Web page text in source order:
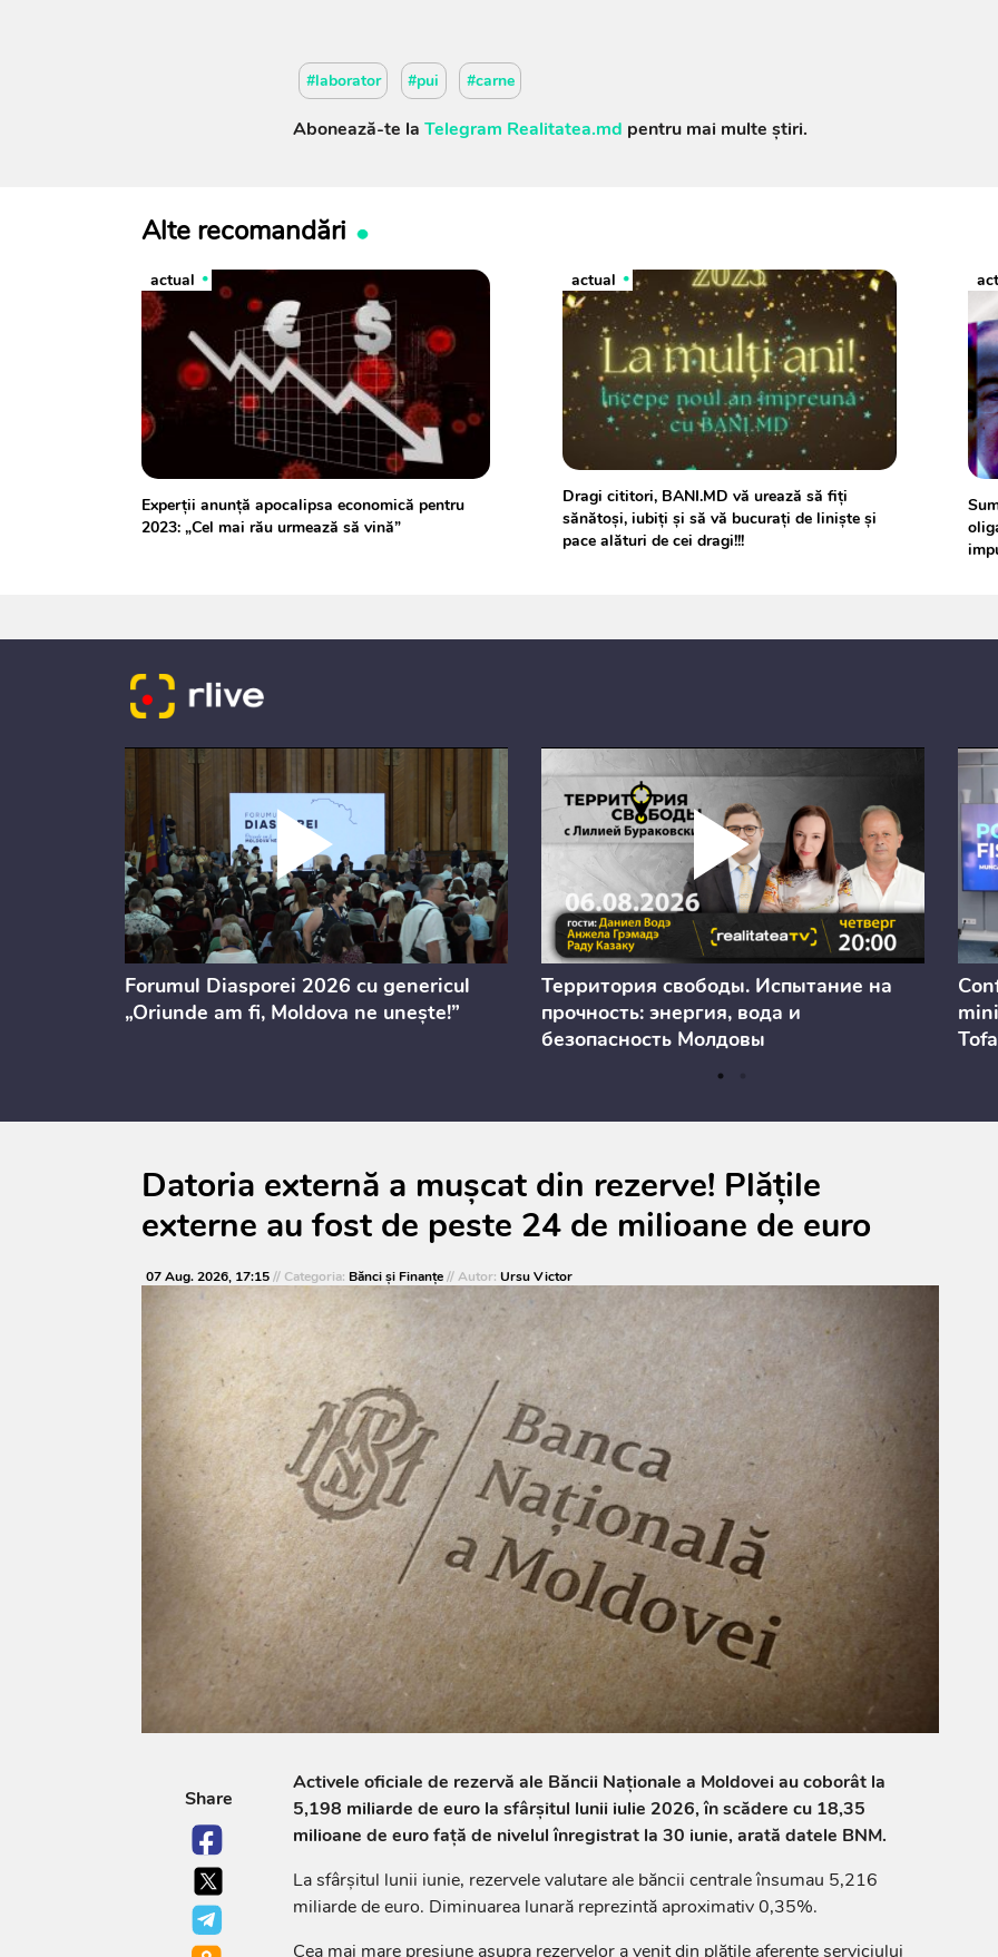
#laborator #pui #carne
Abonează-te la Telegram Realitatea.md pentru mai multe știri.
Alte recomandări
actual
Experții anunță apocalipsa economică pentru
2023: „Cel mai rău urmează să vină”
actual
Dragi cititori, BANI.MD vă urează să fiţi
sănătoşi, iubiţi şi să vă bucuraţi de linişte şi
pace alături de cei dragi!!!
Forumul Diasporei 2026 cu genericul
„Oriunde am fi, Moldova ne unește!”
Территория свободы. Испытание на
прочность: энергия, вода и
безопасность Молдовы
Datoria externă a mușcat din rezerve! Plățile
externe au fost de peste 24 de milioane de euro
07 Aug. 2026, 17:15// Categoria: Bănci şi Finanţe// Autor: Ursu Victor
Share
Activele oficiale de rezervă ale Băncii Naționale a Moldovei au coborât la
5,198 miliarde de euro la sfârșitul lunii iulie 2026, în scădere cu 18,35
milioane de euro față de nivelul înregistrat la 30 iunie, arată datele BNM.
La sfârșitul lunii iunie, rezervele valutare ale băncii centrale însumau 5,216
miliarde de euro. Diminuarea lunară reprezintă aproximativ 0,35%.
Cea mai mare presiune asupra rezervelor a venit din plățile aferente serviciului